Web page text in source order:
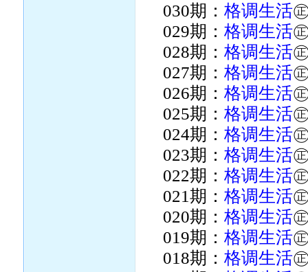
030期：格调生活
029期：格调生活
028期：格调生活
027期：格调生活
026期：格调生活
025期：格调生活
024期：格调生活
023期：格调生活
022期：格调生活
021期：格调生活
020期：格调生活
019期：格调生活
018期：格调生活